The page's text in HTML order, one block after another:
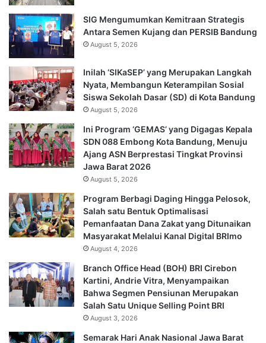
SIG Mengumumkan Kemitraan Strategis
Antara Semen Kujang dan PERSIB Bandung
August 5, 2026
Inilah ‘SIKaSEP’ yang Merupakan Langkah
Nyata, Membangun Keterampilan Sosial
Siswa Sekolah Dasar (SD) di Kota Bandung
August 5, 2026
Ini Program ‘GEMAS’ yang Digagas Kepala
SDN 088 Embong Kota Bandung, Menuju
Ajang ASN Berprestasi Tingkat Provinsi
Jawa Barat 2026
August 5, 2026
Program Berbagi Daging Hingga Pelosok,
Salah satu Bentuk Optimalisasi
Pemanfaatan Dana Zakat yang Ditunaikan
Masyarakat Melalui Kanal Digital BRImo
August 4, 2026
Branch Office Head (BOH) BRI Cirebon
Kartini, Andrie Vitra, Menyampaikan
Bahwa Segmen Pensiunan Merupakan
Salah Satu Unique Selling Point BRI
August 3, 2026
Semarak Hari Anak Nasional Jawa Barat